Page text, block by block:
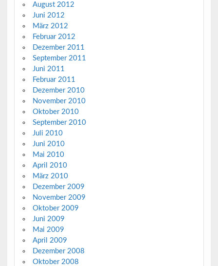
August 2012
Juni 2012
März 2012
Februar 2012
Dezember 2011
September 2011
Juni 2011
Februar 2011
Dezember 2010
November 2010
Oktober 2010
September 2010
Juli 2010
Juni 2010
Mai 2010
April 2010
März 2010
Dezember 2009
November 2009
Oktober 2009
Juni 2009
Mai 2009
April 2009
Dezember 2008
Oktober 2008